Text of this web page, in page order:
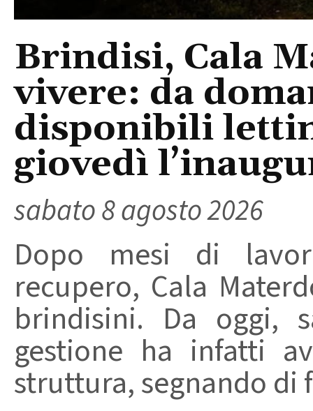
Brindisi, Cala
vivere: da
disponibili
giovedì
sabato 8 agosto 2026
Dopo mesi di
recupero, Cala
brindisini. Da oggi,
gestione ha infatti
struttura, segnando di